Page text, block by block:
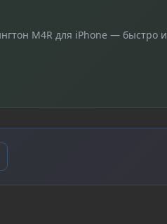
M4R для iPhone — быстро и